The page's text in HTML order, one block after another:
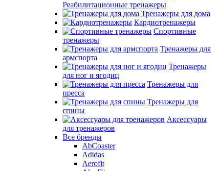
Реабилитационные тренажеры
Тренажеры для дома
Кардиотренажеры
Спортивные
тренажеры
Тренажеры для
армспорта
Тренажеры
для ног и ягодиц
Тренажеры для
пресса
Тренажеры для
спины
Аксессуары
для тренажеров
Все бренды
AbCoaster
Adidas
Aerofit